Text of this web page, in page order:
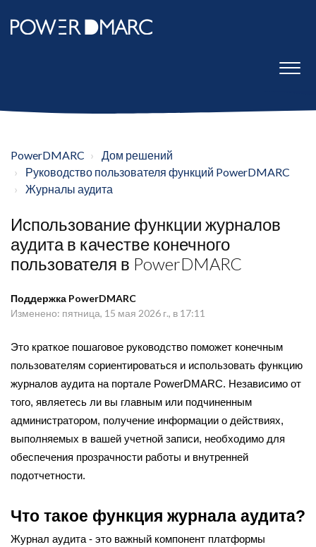
PowerDMARC
Дом решений
Руководство пользователя функций PowerDMARC
Журналы аудита
Использование функции журналов
аудита в качестве конечного
пользователя в PowerDMARC
Поддержка PowerDMARC
Изменено: пятница, 15 мая 2026 г., в 17:11
Это краткое пошаговое руководство поможет конечным
пользователям сориентироваться и использовать функцию
журналов аудита на портале PowerDMARC. Независимо от
того, являетесь ли вы главным или подчиненным
администратором, получение информации о действиях,
выполняемых в вашей учетной записи, необходимо для
обеспечения прозрачности работы и внутренней
подотчетности.
Что такое функция журнала аудита?
Журнал аудита - это важный компонент платформы